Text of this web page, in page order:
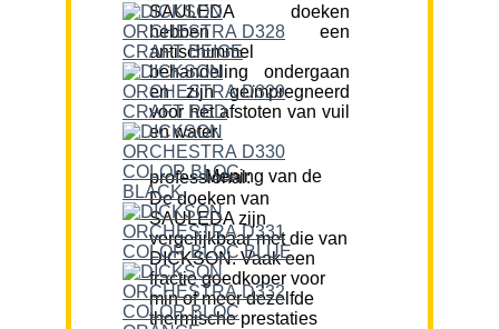
SAULEDA doeken
hebben een
antischimmel
behandeling ondergaan
en zijn geïmpregneerd
voor het afstoten van vuil
en water.
Mening van de professional:
De doeken van
SAULEDA zijn
vergelijkbaar met die van
DICKSON. Vaak een
fractie goedkoper voor
min of meer dezelfde
thermische prestaties